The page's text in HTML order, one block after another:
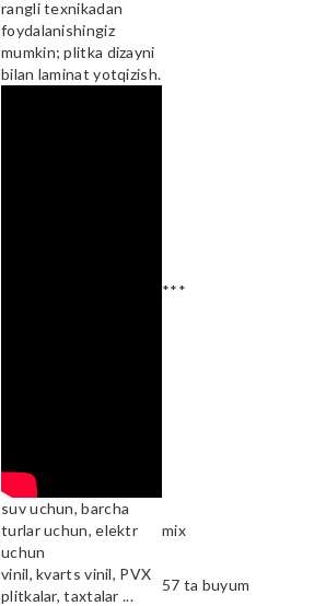
rangli texnikadan
foydalanishingiz
mumkin; plitka dizayni
bilan laminat yotqizish.
***
suv uchun, barcha
turlar uchun, elektr
uchun
mix
vinil, kvarts vinil, PVX
plitkalar, taxtalar ...
57 ta buyum